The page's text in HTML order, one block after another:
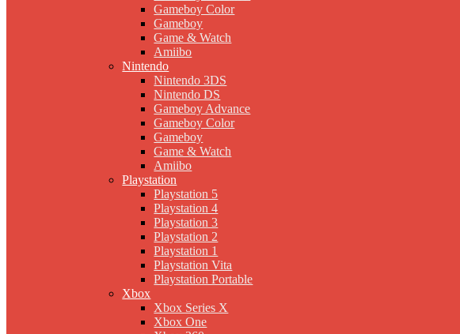
Gameboy Color
Gameboy
Game & Watch
Amiibo
Nintendo
Nintendo 3DS
Nintendo DS
Gameboy Advance
Gameboy Color
Gameboy
Game & Watch
Amiibo
Playstation
Playstation 5
Playstation 4
Playstation 3
Playstation 2
Playstation 1
Playstation Vita
Playstation Portable
Xbox
Xbox Series X
Xbox One